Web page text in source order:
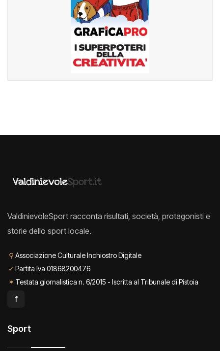
ValdinievoleSport racconta risultati, società, protagonisti e
storie dello sport locale.
⚲ Associazione Culturale Inchiostro Digitale
✓ Partita Iva 01868200476
✶ Testata giornalistica n. 6/2015 - Iscritta al Tribunale di Pistoia
f
Sport